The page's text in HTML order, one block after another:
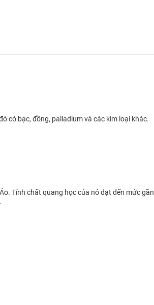
có bạc, đồng, palladium và các kim loại khác.
Tính chất quang học của nó đạt đến mức gần